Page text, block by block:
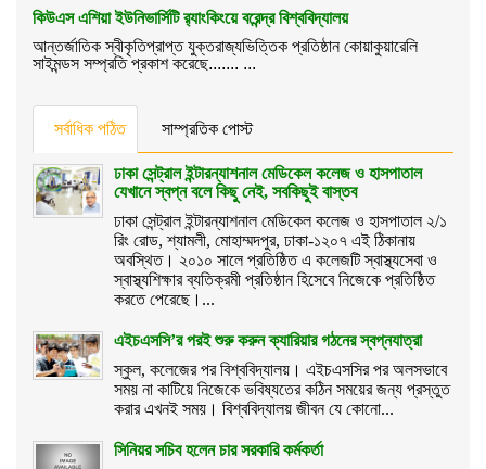
কিউএস এশিয়া ইউনিভার্সিটি র‌্যাংকিংয়ে বরেন্দ্র বিশ্ববিদ্যালয়
আন্তর্জাতিক স্বীকৃতিপ্রাপ্ত যুক্তরাজ্যভিত্তিক প্রতিষ্ঠান কোয়াকুয়ারেলি
সাইমন্ডস সম্প্রতি প্রকাশ করেছে....... ...
সর্বাধিক পঠিত সাম্প্রতিক পোস্ট
ঢাকা সেন্ট্রাল ইন্টারন্যাশনাল মেডিকেল কলেজ ও হাসপাতাল
যেখানে স্বপ্ন বলে কিছু নেই, সবকিছুই বাস্তব
ঢাকা সেন্ট্রাল ইন্টারন্যাশনাল মেডিকেল কলেজ ও হাসপাতাল ২/১
রিং রোড, শ্যামলী, মোহাম্মদপুর, ঢাকা-১২০৭ এই ঠিকানায়
অবস্থিত। ২০১০ সালে প্রতিষ্ঠিত এ কলেজটি স্বাস্থ্যসেবা ও
স্বাস্থ্যশিক্ষার ব্যতিক্রমী প্রতিষ্ঠান হিসেবে নিজেকে প্রতিষ্ঠিত
করতে পেরেছে।...
এইচএসসি’র পরই শুরু করুন ক্যারিয়ার গঠনের স্বপ্নযাত্রা
স্কুল, কলেজের পর বিশ্ববিদ্যালয়। এইচএসসির পর অলসভাবে
সময় না কাটিয়ে নিজেকে ভবিষ্যতের কঠিন সময়ের জন্য প্রস্তুত
করার এখনই সময়। বিশ্ববিদ্যালয় জীবন যে কোনো...
সিনিয়র সচিব হলেন চার সরকারি কর্মকর্তা